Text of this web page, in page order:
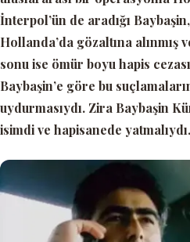
İnterpol’ün de aradığı
Hollanda’da gözaltına alınmış
sonu ise ömür boyu hapis
Baybaşin’e göre bu
uydurmasıydı. Zira Baybaşin
isimdi ve hapisanede yatmalıydı.